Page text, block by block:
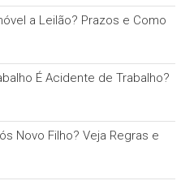
a Leilão? Prazos e Como
É Acidente de Trabalho?
Novo Filho? Veja Regras e